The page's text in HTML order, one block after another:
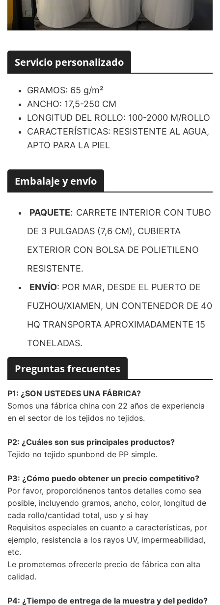
Servicio personalizado
GRAMOS: 65 g/m²
ANCHO: 17,5-250 CM
LONGITUD DEL ROLLO: 100-2000 M/ROLLO
CARACTERÍSTICAS: RESISTENTE AL AGUA,
APTO PARA LA PIEL
Embalaje y envío
PAQUETE: CARRETE INTERIOR CON TUBO
DE 3 PULGADAS (7,6 CM), CUBIERTA
EXTERIOR CON BOLSA DE POLIETILENO
RESISTENTE.
ENVÍO: POR MAR, DESDE EL PUERTO DE
FUZHOU/XIAMEN, UN CONTENEDOR DE 40
HQ TRANSPORTA APROXIMADAMENTE 15
TONELADAS.
Preguntas frecuentes
P1: ¿SON USTEDES UNA FÁBRICA?
Somos una fábrica china con 22 años de experiencia
en el sector de los tejidos no tejidos.
P2: ¿Cuáles son sus principales productos?
Tejido no tejido spunbond de PP simple.
P3: ¿Cómo puedo obtener un precio competitivo?
Por favor, proporciónenos tantos detalles como sea
posible, incluyendo gramos, ancho, color, longitud de
cada rollo/cantidad total, uso y si hay
Requisitos especiales en cuanto a características, por
ejemplo, resistencia a los rayos UV, impermeabilidad,
etc.
Le prometemos ofrecerle precio de fábrica con alta
calidad.
P4: ¿Tiempo de entrega de la muestra y del pedido?